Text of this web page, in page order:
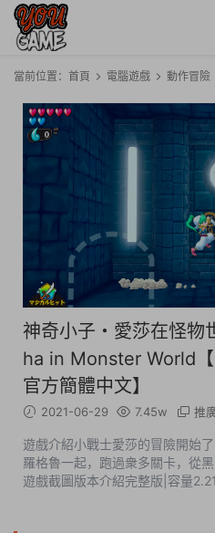
當前位置： 首頁 電腦遊戲 動作冒險
神奇小子・愛莎在怪
ha in Monster World【
官方簡體中文】
2021-06-29 7.45w 推
遊戲介紹小戰士愛莎的冒險開始
羅格魯一起，跑過衆多關卡，從
遊戲截圖版本介紹完整版|容量